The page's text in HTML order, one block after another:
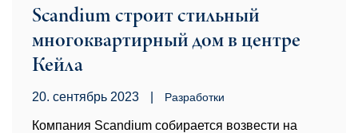
Scandium строит стильный
многоквартирный дом в центре
Кейла
20. сентябрь 2023 Pазработки
Компания Scandium собирается возвести на